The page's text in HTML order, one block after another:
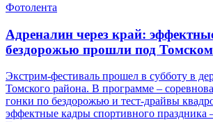
Фотолента
Адреналин через край:
бездорожью прошли под Томском
Экстрим-фестиваль прошел в субботу в
Томского района. В программе –
гонки по бездорожью и тест-драйвы
эффектные кадры спортивного